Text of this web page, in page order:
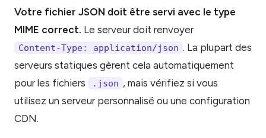
Votre fichier JSON doit être servi avec le type
MIME correct. Le serveur doit renvoyer
Content-Type: application/json . La plupart des
serveurs statiques gèrent cela automatiquement
pour les fichiers
.json , mais vérifiez si vous
utilisez un serveur personnalisé ou une configuration
CDN.